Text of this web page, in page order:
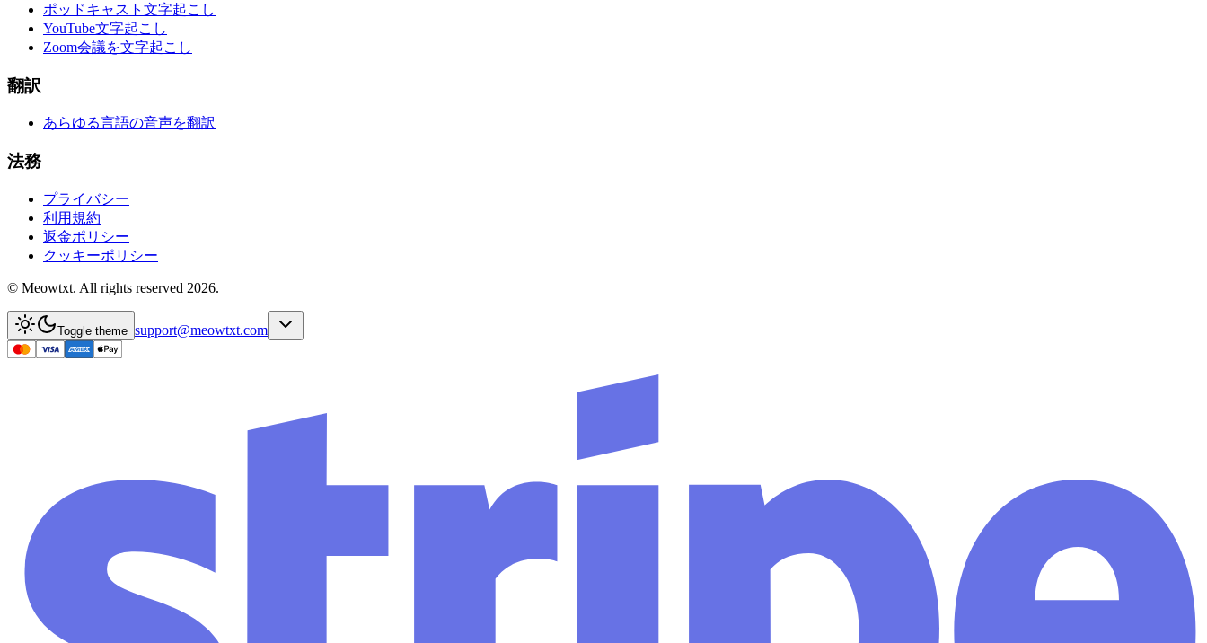
ポッドキャスト文字起こし
YouTube文字起こし
Zoom会議を文字起こし
翻訳
あらゆる言語の音声を翻訳
法務
プライバシー
利用規約
返金ポリシー
クッキーポリシー
© Meowtxt. All rights reserved 2026.
Toggle theme support@meowtxt.com